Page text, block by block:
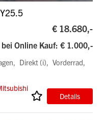
€ 18.680,-
bei Online Kauf: € 1.000,-
Direkt (i)
Vorderrad
Details